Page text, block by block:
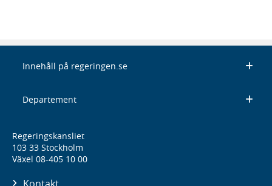
Innehåll på regeringen.se
Departement
Regeringskansliet
103 33 Stockholm
Växel 08-405 10 00
Kontakt